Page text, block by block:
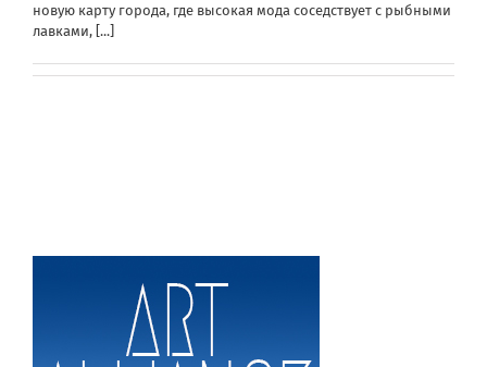
новую карту города, где высокая мода соседствует с рыбными
лавками, [...]